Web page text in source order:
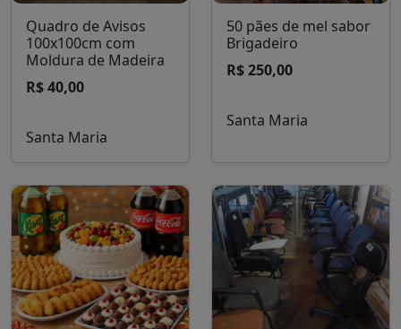
Quadro de Avisos
100x100cm com
Moldura de Madeira
R$ 40,00
Santa Maria
50 pães de mel sabor
Brigadeiro
R$ 250,00
Santa Maria